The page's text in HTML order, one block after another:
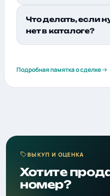
Что делать, если
нет в каталоге?
Подробная памятка о сделке
ВЫКУП И ОЦЕНКА
Хотите
номер?